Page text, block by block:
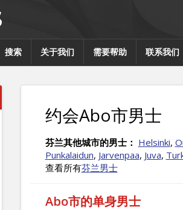
搜索 关于我们 需要帮助 联系我们
约会Abo市男士
芬兰其他城市的男士： Helsinki,
Punkalaidun, Jarvenpaa, Juva,
查看所有芬兰男士
Abo市的单身男士